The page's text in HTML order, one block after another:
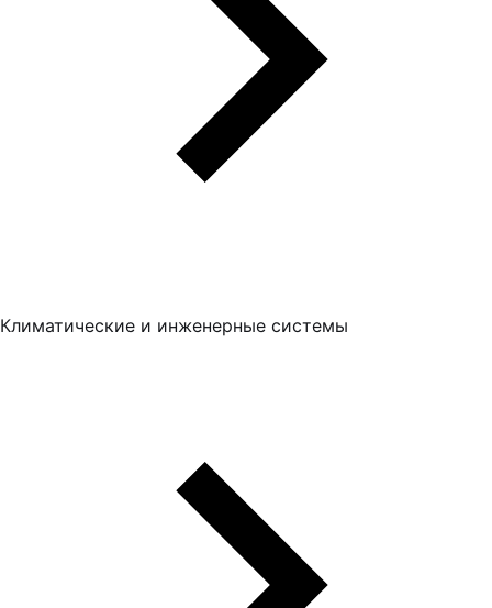
Климатические и инженерные системы